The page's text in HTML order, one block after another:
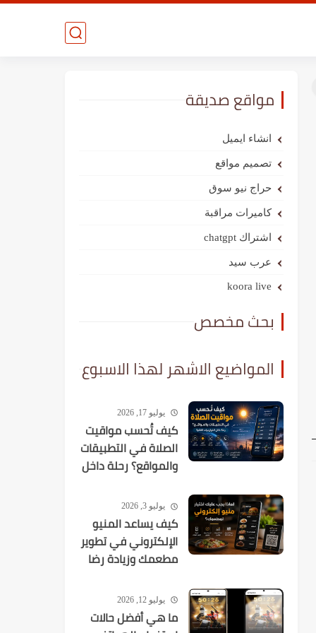
مواقع صديقة
انشاء ايميل
تصميم مواقع
حراج نيو سوق
كاميرات مراقبة
اشتراك chatgpt
عرب سيد
koora live
بحث مخصص
المواضيع الاشهر لهذا الاسبوع
يوليو 17, 2026
كيف تُحسب مواقيت
الصلاة في التطبيقات
والمواقع؟ رحلة داخل
يوليو 3, 2026
كيف يساعد المنيو
الإلكتروني في تطوير
مطعمك وزيادة رضا
يوليو 12, 2026
ما هي أفضل حالات